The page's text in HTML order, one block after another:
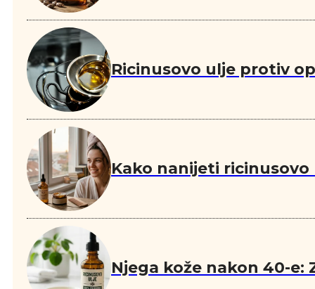
Ricinusovo ulje protiv
Kako nanijeti ricinusovo
Njega kože nakon 40-